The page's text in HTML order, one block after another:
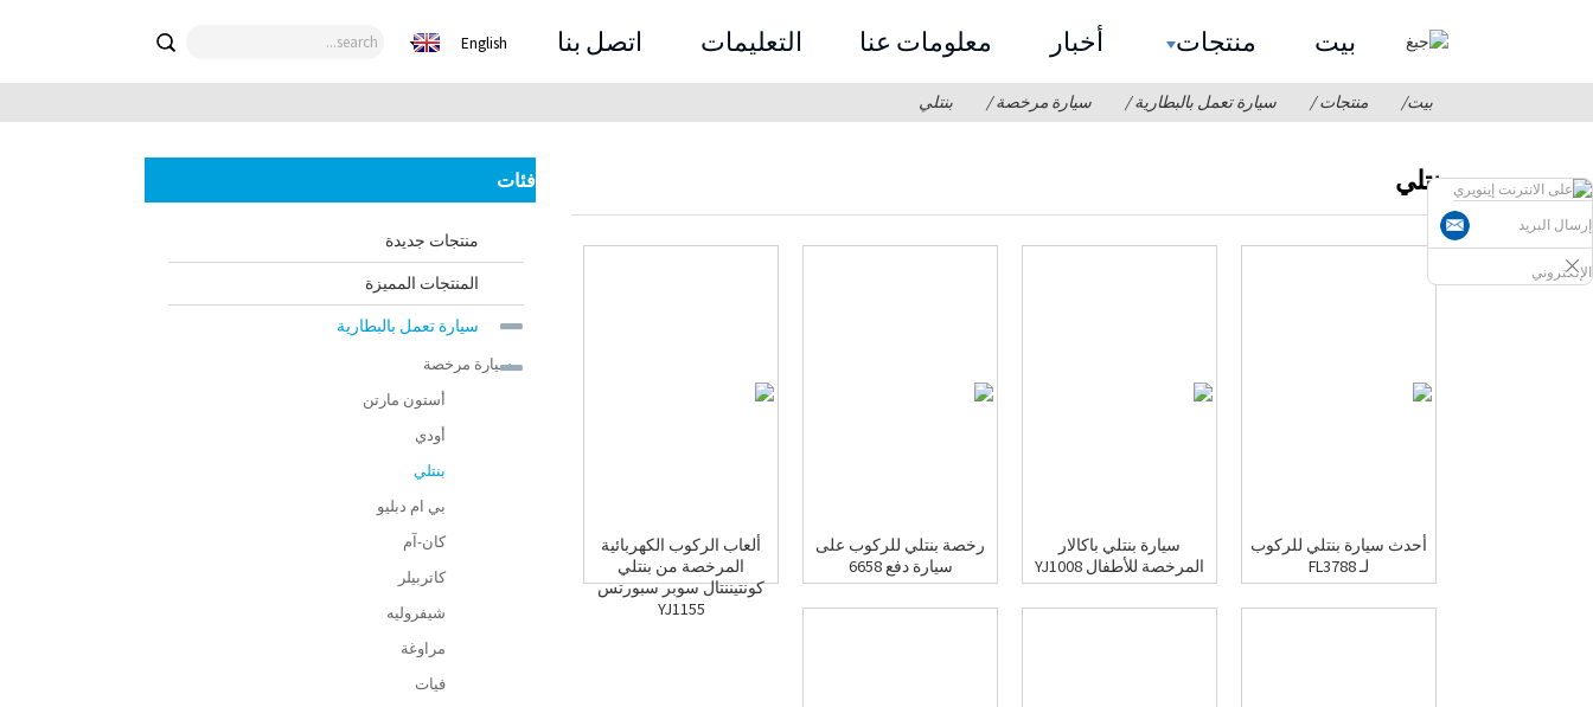
بيت منتجات أخبار معلومات عنا التعليمات اتصل بنا English
بيت منتجات سيارة تعمل بالبطارية سيارة مرخصة بنتلي
فئات
منتجات جديدة
المنتجات المميزة
سيارة تعمل بالبطارية
سيارة مرخصة
أستون مارتن
أودي
بنتلي
بي ام دبليو
كان-آم
كاتربيلر
شيفروليه
مراوغة
فيات
بنتلي
أحدث سيارة بنتلي للركوب
لـ FL3788
سيارة بنتلي باكالار
المرخصة للأطفال YJ1008
رخصة بنتلي للركوب على
سيارة دفع 6658
ألعاب الركوب الكهربائية
المرخصة من بنتلي
كونتيننتال سوبر سبورتس
YJ1155
إرسال البريد
الإلكتروني